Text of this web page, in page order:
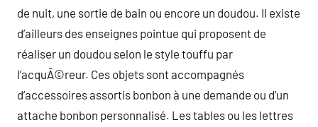
de nuit, une sortie de bain ou encore un doudou. Il existe
d’ailleurs des enseignes pointue qui proposent de
réaliser un doudou selon le style touffu par
l’acquÃ©reur. Ces objets sont accompagnés
d’accessoires assortis bonbon à une demande ou d’un
attache bonbon personnalisé. Les tables ou les lettres